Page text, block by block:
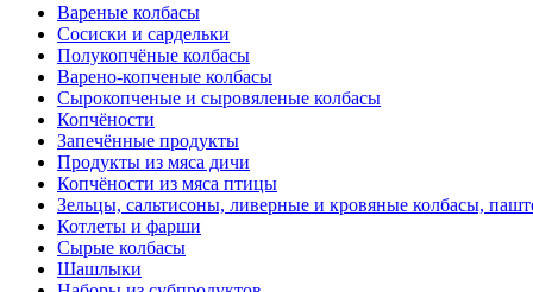
Вареные колбасы
Сосиски и сардельки
Полукопчёные колбасы
Варено-копченые колбасы
Сырокопченые и сыровяленые колбасы
Копчёности
Запечённые продукты
Продукты из мяса дичи
Копчёности из мяса птицы
Зельцы, сальтисоны, ливерные и кровяные колбасы,
Котлеты и фарши
Сырые колбасы
Шашлыки